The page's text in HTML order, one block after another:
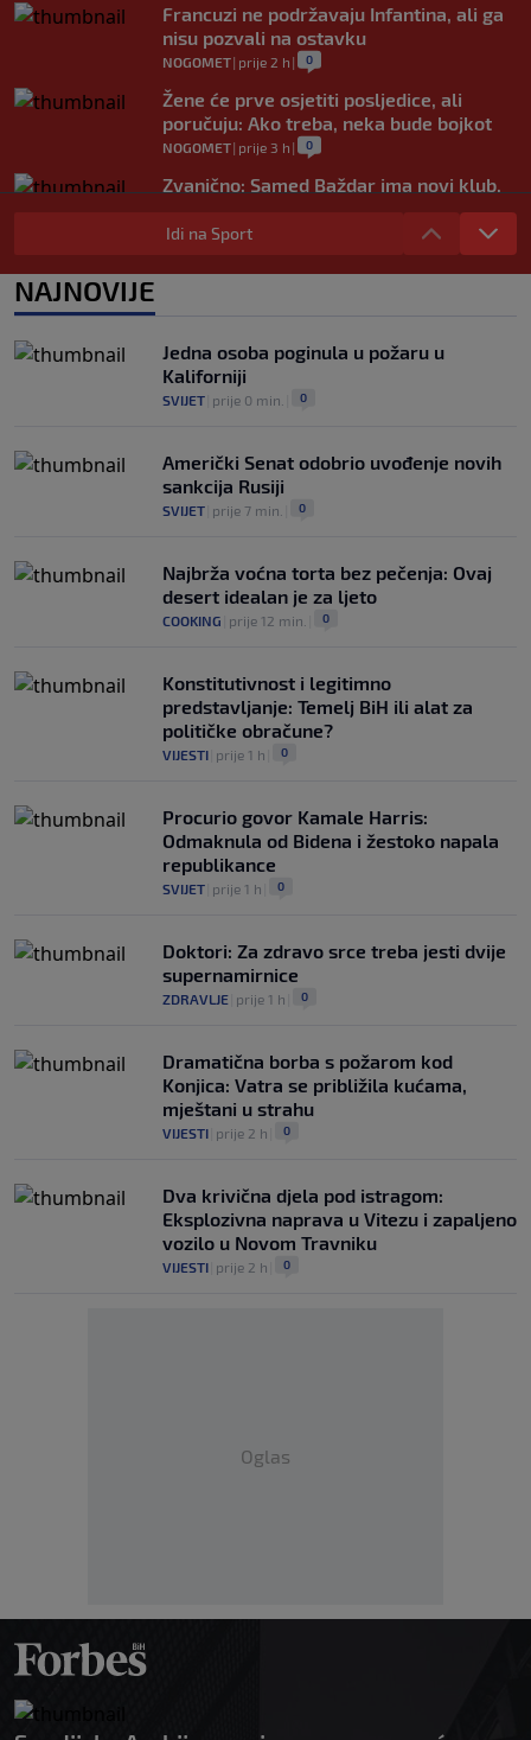
Francuzi ne podržavaju Infantina, ali ga
nisu pozvali na ostavku
NOGOMET| prije 2 h | 0
Žene će prve osjetiti posljedice, ali
poručuju: Ako treba, neka bude bojkot
NOGOMET| prije 3 h | 0
Zvanično: Samed Baždar ima novi klub,
zadužio broj sa velikom "težinom"
NOGOMET|prije 5 h
Prije nekoliko godina zaludjela je
Idi na Sport
NAJNOVIJE
Jedna osoba poginula u požaru u
Kaliforniji
SVIJET prije 0 min. 0
Američki Senat odobrio uvođenje novih
sankcija Rusiji
SVIJET prije 7 min. 0
Najbrža voćna torta bez pečenja: Ovaj
desert idealan je za ljeto
COOKING prije 12 min. 0
Konstitutivnost i legitimno
predstavljanje: Temelj BiH ili alat za
političke obračune?
VIJESTI prije 1 h 0
Procurio govor Kamale Harris:
Odmaknula od Bidena i žestoko napala
republikance
SVIJET prije 1 h 0
Doktori: Za zdravo srce treba jesti dvije
supernamirnice
ZDRAVLJE prije 1 h 0
Dramatična borba s požarom kod
Konjica: Vatra se približila kućama,
mještani u strahu
VIJESTI prije 2 h 0
Dva krivična djela pod istragom:
Eksplozivna naprava u Vitezu i zapaljeno
vozilo u Novom Travniku
VIJESTI prije 2 h 0
Oglas